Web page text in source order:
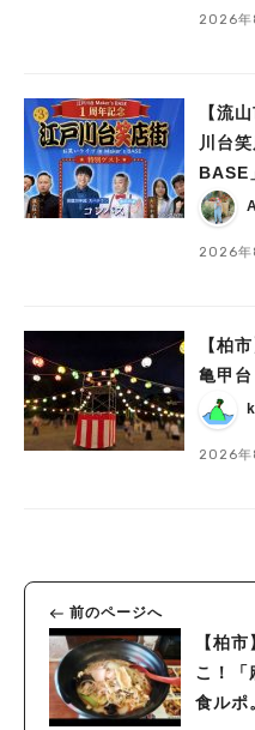
2026年
【流
川台
BASE
も登
2026年
【柏
亀甲
2026年
前のページへ
【柏
こ！「
食ルポ